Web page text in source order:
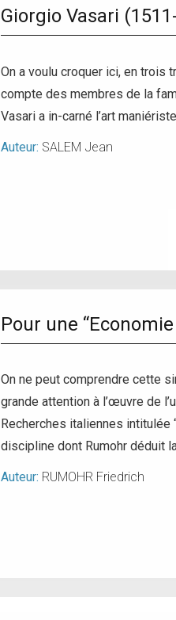
Giorgio Vasari
On a voulu croquer ici, en trois
compte des membres de la
Vasari a in-carné l’art
Auteur: SALEM Jean
Pour une “Economie
On ne peut comprendre cette
grande attention à l’œuvre de
Recherches italiennes intitulée
discipline dont Rumohr déduit
Auteur: RUMOHR Friedrich